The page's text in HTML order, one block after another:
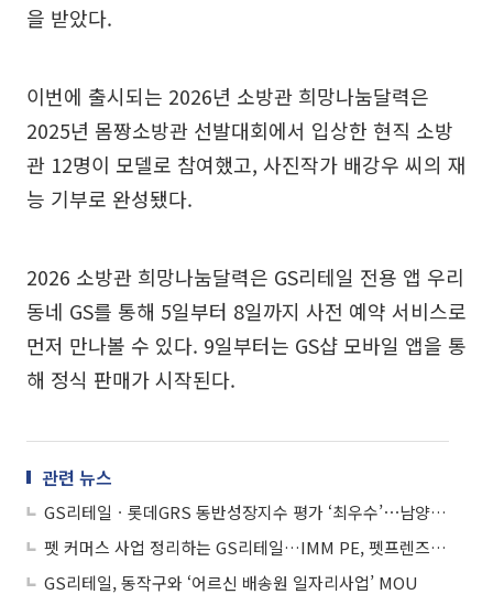
을 받았다.
이번에 출시되는 2026년 소방관 희망나눔달력은
2025년 몸짱소방관 선발대회에서 입상한 현직 소방
관 12명이 모델로 참여했고, 사진작가 배강우 씨의 재
능 기부로 완성됐다.
2026 소방관 희망나눔달력은 GS리테일 전용 앱 우리
동네 GS를 통해 5일부터 8일까지 사전 예약 서비스로
먼저 만나볼 수 있다. 9일부터는 GS샵 모바일 앱을 통
해 정식 판매가 시작된다.
관련 뉴스
GS리테일ㆍ롯데GRS 동반성장지수 평가 ‘최우수’⋯남양유업은 ‘우수’ 획득
펫 커머스 사업 정리하는 GS리테일…IMM PE, 펫프렌즈 매각 향배는
GS리테일, 동작구와 ‘어르신 배송원 일자리사업’ MOU